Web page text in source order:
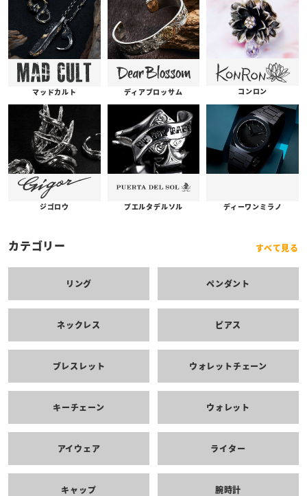
マッドカルト ディアブロッサム コンロン
ジゴロウ プエルタデルソル ディーワンミラノ
カテゴリー すべて見る
リング ペンダント
ネックレス ピアス
ブレスレット ウォレットチェーン
キーチェーン ウォレット
アイウェア ライター
キャップ 腕時計